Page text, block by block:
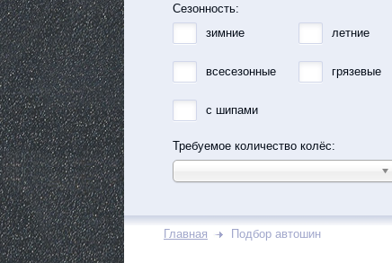
Сезонность:
зимние
летние
всесезонные грязевые
с шипами
Требуемое количество колёс:
Главная Подбор автошин